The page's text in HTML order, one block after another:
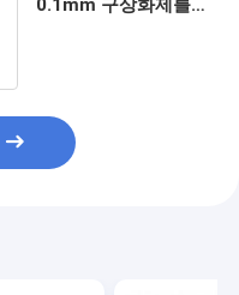
0.1mm 구상화제를